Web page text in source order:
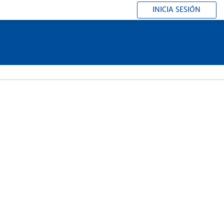
INICIA SESIÓN